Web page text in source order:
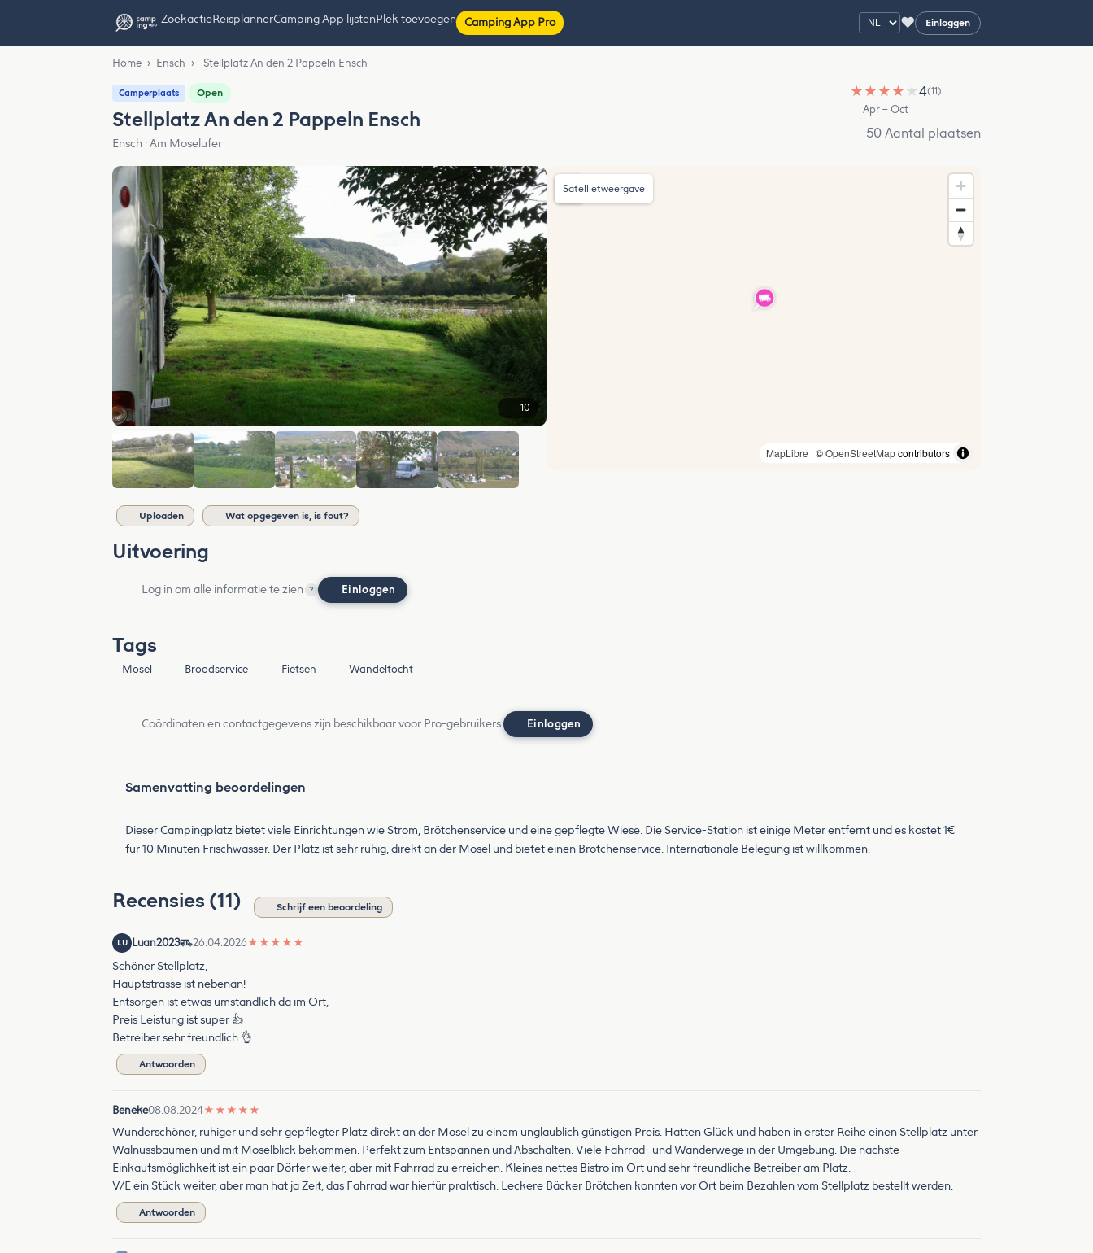
ZoekactieReisplannerCamping App lijstenPlek toevoegen Camping App Pro ♥ Einloggen
Home › Ensch › Stellplatz An den 2 Pappeln Ensch
Camperplaats Open
Stellplatz An den 2 Pappeln Ensch
Ensch · Am Moselufer
★ ★ ★ ★ ★4(11)
Apr – Oct
50 Aantal plaatsen
10
MapLibre | ©OpenStreetMapcontributors
Satellietweergave
Uploaden Wat opgegeven is, is fout?
Uitvoering
Log in om alle informatie te zien ? Einloggen
Tags
Mosel Broodservice Fietsen Wandeltocht
Coördinaten en contactgegevens zijn beschikbaar voor Pro-gebruikers. Einloggen
Samenvatting beoordelingen
Dieser Campingplatz bietet viele Einrichtungen wie Strom, Brötchenservice und eine gepflegte Wiese. Die Service-Station ist einige Meter entfernt und es kostet 1€
für 10 Minuten Frischwasser. Der Platz ist sehr ruhig, direkt an der Mosel und bietet einen Brötchenservice. Internationale Belegung ist willkommen.
Recensies (11) Schrijf een beoordeling
LU Luan2023 26.04.2026★ ★ ★ ★ ★
Schöner Stellplatz,
Hauptstrasse ist nebenan!
Entsorgen ist etwas umständlich da im Ort,
Preis Leistung ist super 👍
Betreiber sehr freundlich 👌
Antwoorden
Beneke08.08.2024★ ★ ★ ★ ★
Wunderschöner, ruhiger und sehr gepflegter Platz direkt an der Mosel zu einem unglaublich günstigen Preis. Hatten Glück und haben in erster Reihe einen Stellplatz unter
Walnussbäumen und mit Moselblick bekommen. Perfekt zum Entspannen und Abschalten. Viele Fahrrad- und Wanderwege in der Umgebung. Die nächste
Einkaufsmöglichkeit ist ein paar Dörfer weiter, aber mit Fahrrad zu erreichen. Kleines nettes Bistro im Ort und sehr freundliche Betreiber am Platz.
V/E ein Stück weiter, aber man hat ja Zeit, das Fahrrad war hierfür praktisch. Leckere Bäcker Brötchen konnten vor Ort beim Bezahlen vom Stellplatz bestellt werden.
Antwoorden